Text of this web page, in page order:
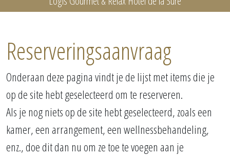
Reserveringsaanvraag
Onderaan deze pagina vindt je de lijst met items die je
op de site hebt geselecteerd om te reserveren.
Als je nog niets op de site hebt geselecteerd, zoals een
kamer, een arrangement, een wellnessbehandeling,
enz., doe dit dan nu om ze toe te voegen aan je